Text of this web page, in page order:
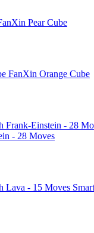
Pear Cube
FanXin Orange Cube
- 28 Moves